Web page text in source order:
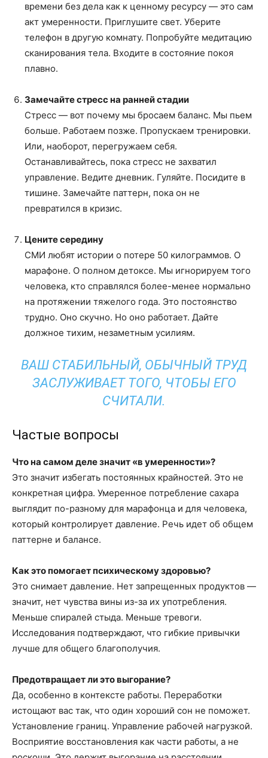
времени без дела как к ценному ресурсу — это сам
акт умеренности. Приглушите свет. Уберите
телефон в другую комнату. Попробуйте медитацию
сканирования тела. Входите в состояние покоя
плавно.
Замечайте стресс на ранней стадии
Стресс — вот почему мы бросаем баланс. Мы пьем
больше. Работаем позже. Пропускаем тренировки.
Или, наоборот, перегружаем себя.
Останавливайтесь, пока стресс не захватил
управление. Ведите дневник. Гуляйте. Посидите в
тишине. Замечайте паттерн, пока он не
превратился в кризис.
Цените середину
СМИ любят истории о потере 50 килограммов. О
марафоне. О полном детоксе. Мы игнорируем того
человека, кто справлялся более-менее нормально
на протяжении тяжелого года. Это постоянство
трудно. Оно скучно. Но оно работает. Дайте
должное тихим, незаметным усилиям.
ВАШ СТАБИЛЬНЫЙ, ОБЫЧНЫЙ ТРУД
ЗАСЛУЖИВАЕТ ТОГО, ЧТОБЫ ЕГО
СЧИТАЛИ.
Частые вопросы
Что на самом деле значит «в умеренности»?
Это значит избегать постоянных крайностей. Это не
конкретная цифра. Умеренное потребление сахара
выглядит по-разному для марафонца и для человека,
который контролирует давление. Речь идет об общем
паттерне и балансе.
Как это помогает психическому здоровью?
Это снимает давление. Нет запрещенных продуктов —
значит, нет чувства вины из-за их употребления.
Меньше спиралей стыда. Меньше тревоги.
Исследования подтверждают, что гибкие привычки
лучше для общего благополучия.
Предотвращает ли это выгорание?
Да, особенно в контексте работы. Переработки
истощают вас так, что один хороший сон не поможет.
Установление границ. Управление рабочей нагрузкой.
Восприятие восстановления как части работы, а не